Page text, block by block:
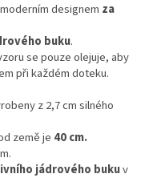
designem za
buku.
se pouze olejuje, aby
při každém doteku.
z 2,7 cm silného
země je 40 cm.
jádrového bukuv